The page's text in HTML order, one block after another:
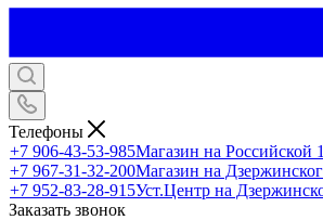
Телефоны
+7 906-43-53-985Магазин на Российской
+7 967-31-32-200Магазин на
+7 952-83-28-915Уст.Центр на
Заказать звонок